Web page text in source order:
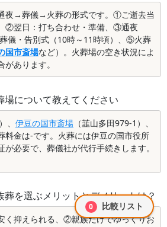
夜→葬儀→火葬の形式です。①ご逝去当
②翌日：打ち合わせ・準備、③通夜
儀・告別式（10時～11時頃）、⑤火葬
国市斎場など）。火葬場の空き状況によ
あります。
場について教えてください
、 伊豆の国市斎場 （韮山多田979-1）、
料金は-です。火葬には伊豆の国市役所
必要で、葬儀社が代行手続きします。
葬を選ぶメリットとデメリットは？
く抑えられる、②親族だけでゆっくりお
0 比較リスト